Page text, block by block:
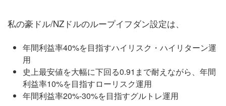
私の豪ドル/NZドルのループイフダン設定は、
年間利益率40%を目指すハイリスク・ハイリターン運
用
史上最安値を大幅に下回る0.91まで耐えながら、 年間
利益率10%を目指すローリスク運用
年間利益率20%-30%を目指すグルトレ運用